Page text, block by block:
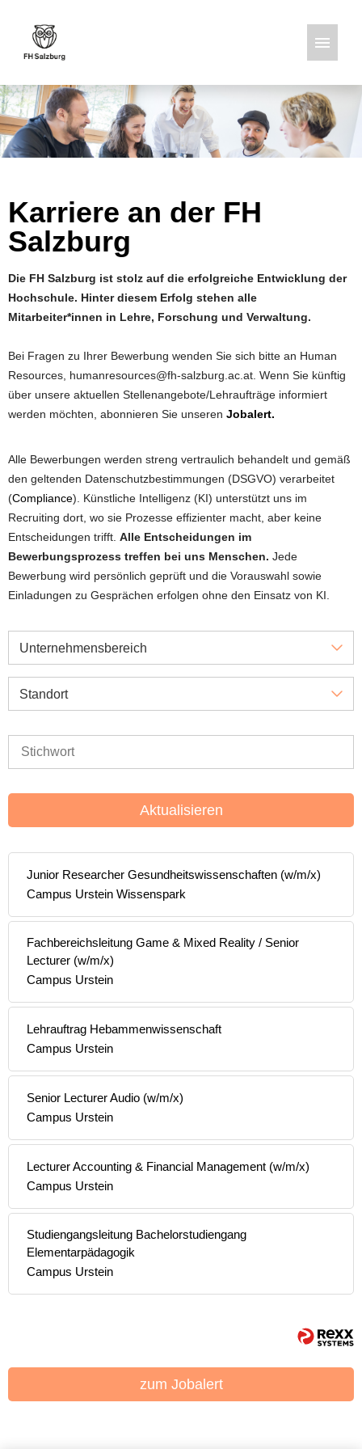
Deutsch Englisch
Stellenangebote
Karriere an der FH
Salzburg
Die FH Salzburg ist stolz auf die erfolgreiche Entwicklung der
Hochschule. Hinter diesem Erfolg stehen alle
Mitarbeiter*innen in Lehre, Forschung und Verwaltung.
Bei Fragen zu Ihrer Bewerbung wenden Sie sich bitte an Human
Resources, humanresources@fh-salzburg.ac.at. Wenn Sie künftig
über unsere aktuellen Stellenangebote/Lehraufträge informiert
werden möchten, abonnieren Sie unseren Jobalert.
Alle Bewerbungen werden streng vertraulich behandelt und gemäß
den geltenden Datenschutzbestimmungen (DSGVO) verarbeitet
(Compliance). Künstliche Intelligenz (KI) unterstützt uns im
Recruiting dort, wo sie Prozesse effizienter macht, aber keine
Entscheidungen trifft. Alle Entscheidungen im
Bewerbungsprozess treffen bei uns Menschen. Jede
Bewerbung wird persönlich geprüft und die Vorauswahl sowie
Einladungen zu Gesprächen erfolgen ohne den Einsatz von KI.
Unternehmensbereich
Standort
Aktualisieren
Junior Researcher Gesundheitswissenschaften (w/m/x)
Campus Urstein Wissenspark
Fachbereichsleitung Game & Mixed Reality / Senior
Lecturer (w/m/x)
Campus Urstein
Lehrauftrag Hebammenwissenschaft
Campus Urstein
Senior Lecturer Audio (w/m/x)
Campus Urstein
Lecturer Accounting & Financial Management (w/m/x)
Campus Urstein
Studiengangsleitung Bachelorstudiengang
Elementarpädagogik
Campus Urstein
zum Jobalert